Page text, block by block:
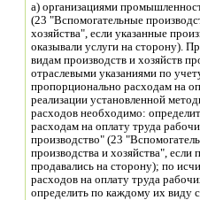
а) организациями
(23 "Вспомогательные
хозяйства", если указанные
оказывали услуги на сторону).
видам производств и хозяйств
отраслевыми указаниями по
пропорционально расходам на
реализации установленной
расходов необходимо:
расходам на оплату труда
производство" (23
производства и хозяйства",
продавались на сторону); по
расходов на оплату труда
определить по каждому их виду